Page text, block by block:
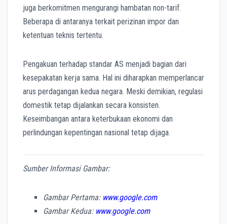
juga berkomitmen mengurangi hambatan non-tarif.
Beberapa di antaranya terkait perizinan impor dan
ketentuan teknis tertentu.
Pengakuan terhadap standar AS menjadi bagian dari
kesepakatan kerja sama. Hal ini diharapkan memperlancar
arus perdagangan kedua negara. Meski demikian, regulasi
domestik tetap dijalankan secara konsisten.
Keseimbangan antara keterbukaan ekonomi dan
perlindungan kepentingan nasional tetap dijaga.
Sumber Informasi Gambar:
Gambar Pertama: www.google.com
Gambar Kedua: www.google.com